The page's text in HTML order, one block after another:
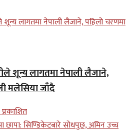
शून्य लागतमा नेपाली लैजाने,
मलेसिया जाँदै